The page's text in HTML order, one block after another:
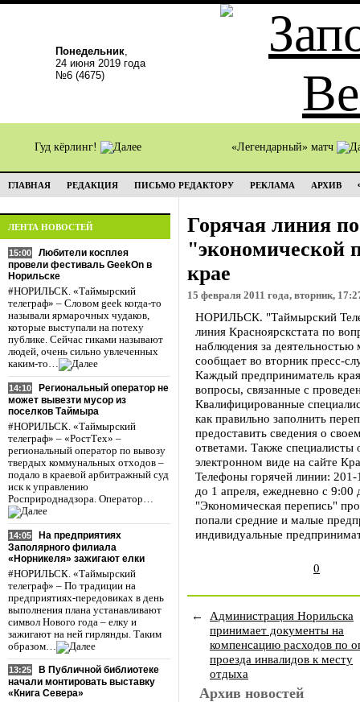
Понедельник,
24 июня 2019 года
№6 (4675)
Гуд кёрлинг! «Легендарный» матч
ГЛАВНАЯ РЕДАКЦИЯ ПИСЬМО РЕДАКТОРУ РЕКЛАМА АРХИВ
ЛЕНТА НОВОСТЕЙ
15:00
Любители косплея
провели фестиваль GeekOn в
Норильске
#НОРИЛЬСК. «Таймырский
телеграф» – Словом geek когда-то
называли ярмарочных чудаков,
которые выступали на потеху
публике. Сейчас гиками называют
людей, очень сильно увлеченных
каким-то…
14:10
Региональный оператор не
может вывезти мусор из
поселков Таймыра
#НОРИЛЬСК. «Таймырский
телеграф» – «РостТех» –
региональный оператор по вывозу
твердых коммунальных отходов –
подало в краевой арбитражный суд
иск к управлению
Росприроднадзора. Оператор…
14:05
На предприятиях
Заполярного филиала
«Норникеля» зажигают елки
#НОРИЛЬСК. «Таймырский
телеграф» – По традиции на
предприятиях-передовиках в день
выполнения плана устанавливают
символ Нового года – елку и
зажигают на ней гирлянды. Таким
образом…
13:25
В Публичной библиотеке
начали монтировать выставку
«Книга Севера»
Горячая линия
"экономической
крае
15 февраля 2011 года, вторник,
НОРИЛЬСК. "Таймырский
линия Красноярскстата по
наблюдения за деятельностью
сообщает во вторник пресс-
Каждый предприниматель
вопросы, связанные с
Квалифицированные
как правильно заполнить
предоставить сведения о
ответами. Также специалисты
электронном виде на сайте
Телефоны горячей линии:
до 1 апреля, ежедневно с
"Экономическая перепись"
попали средние и малые
индивидуальные
0
←
Администрация Норильска
принимает документы на
компенсацию расходов по
проезда инвалидов к месту
отдыха
Архив новостей